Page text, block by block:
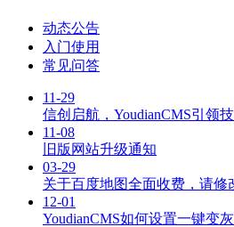
动态公告
入门使用
常见问答
11-29
信创启航，YoudianCMS引领
11-08
旧版网站升级通知
03-29
关于百度地图全面收费，请修
12-01
YoudianCMS如何设置一键变灰